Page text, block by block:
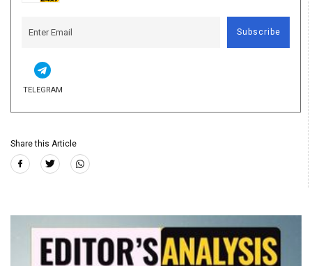
Subscribe
TELEGRAM
Share this Article